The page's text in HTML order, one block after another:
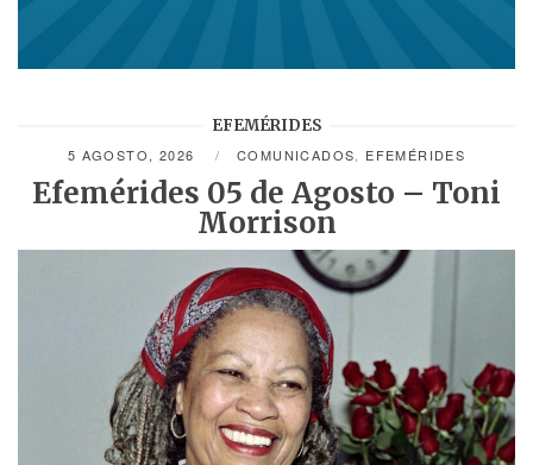
EFEMÉRIDES
5 AGOSTO, 2026 COMUNICADOS EFEMÉRIDES
Efemérides 05 de Agosto – Toni
Morrison